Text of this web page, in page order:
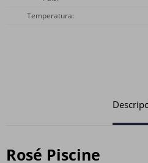
Temperatura
Rosé Piscine